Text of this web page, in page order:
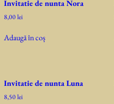
Invitatie de nunta Nora
8,00lei
Adaugă în coș
Invitatie de nunta Luna
8,50lei